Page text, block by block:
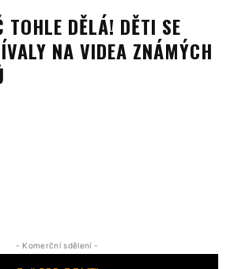
TOHLE DĚLÁ! DĚTI SE
NA VIDEA ZNÁMÝCH
- Komerční sdělení -